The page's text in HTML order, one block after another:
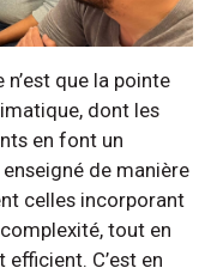
que la pointe
dont les
en font un
de manière
celles incorporant
tout en
C’est en